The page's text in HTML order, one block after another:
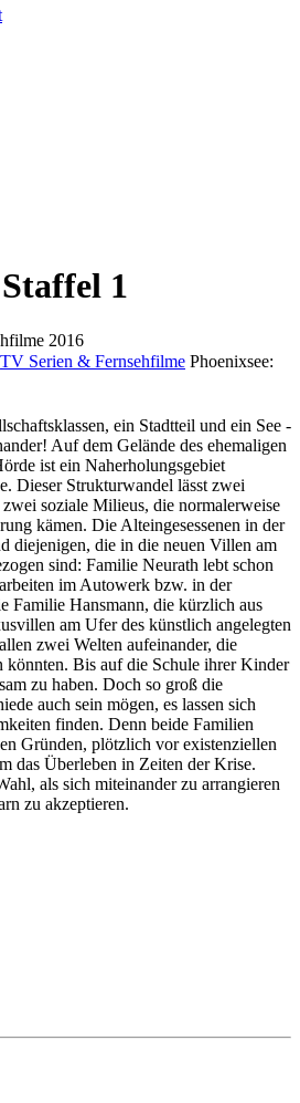
1
2016
TV Serien & Fernsehfilme Phoenixsee:
ein Stadtteil und ein See -
Auf dem Gelände des ehemaligen
ist ein Naherholungsgebiet
Dieser Strukturwandel lässt zwei
soziale Milieus, die normalerweise
kämen. Die Alteingesessenen in der
diejenigen, die in die neuen Villen am
sind: Familie Neurath lebt schon
im Autowerk bzw. in der
Familie Hansmann, die kürzlich aus
am Ufer des künstlich angelegten
zwei Welten aufeinander, die
könnten. Bis auf die Schule ihrer Kinder
zu haben. Doch so groß die
auch sein mögen, es lassen sich
finden. Denn beide Familien
Gründen, plötzlich vor existenziellen
das Überleben in Zeiten der Krise.
als sich miteinander zu arrangieren
zu akzeptieren.